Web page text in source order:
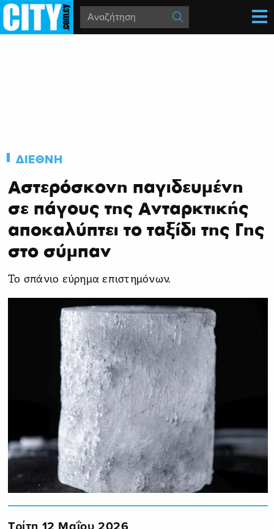
ΔΙΕΘΝΗ
Αστερόσκονη παγιδευμένη
σε πάγους της Ανταρκτικής
αποκαλύπτει το ταξίδι της Γης
στο σύμπαν
Το σπάνιο εύρημα επιστημόνων.